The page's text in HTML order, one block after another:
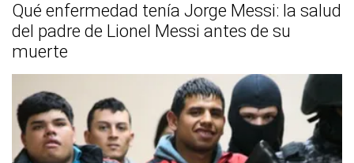
Qué enfermedad tenía Jorge Messi: la salud
del padre de Lionel Messi antes de su
muerte